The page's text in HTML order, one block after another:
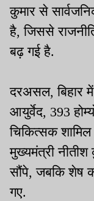
कुमार से
है, जिससे
बढ़ गई है.
दरअसल, बिहार
आयुर्वेद, 393
चिकित्सक
मुख्यमंत्री
सौंपे, जबकि शेष
गए.